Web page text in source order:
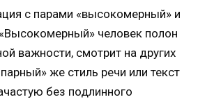
с парами «высокомерный» и
человек полон
важности, смотрит на других
же стиль речи или текст
без подлинного